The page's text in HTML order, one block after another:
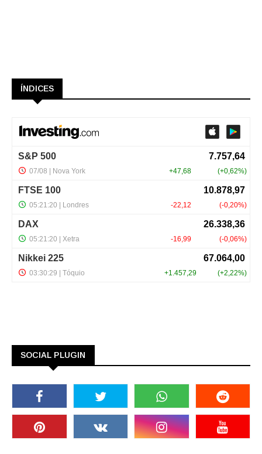
ÍNDICES
SOCIAL PLUGIN